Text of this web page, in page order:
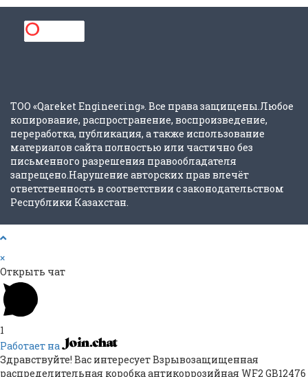
ТОО «Qareket Engineering». Все права защищены.Любое
копирование, распространение, воспроизведение,
переработка, публикация, а также использование
материалов сайта полностью или частично без
письменного разрешения правообладателя
запрещено.Нарушение авторских прав влечёт
ответственность в соответствии с законодательством
Республики Казахстан.
×
Открыть чат
1
Работает на
Здравствуйте! Вас интересует Взрывозащищенная
распределительная коробка антикоррозийная WF2 GB12476